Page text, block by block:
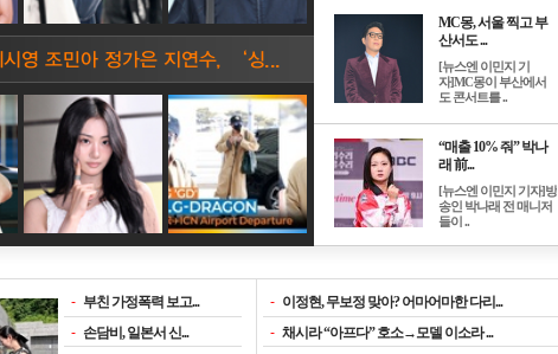
MC몽, 서울 찍고 부
산서도 ...
[뉴스엔 이민지 기
자]MC몽이 부산에서
도 콘서트를 ..
“매출 10% 줘” 박나
래 前...
[뉴스엔 이민지 기자]방
송인 박나래 전 매니저
들이 ..
- 부친 가정폭력 보고...
- 손담비, 일본서 신...
- 이정현, 무보정 맞아? 어마어마한 다리...
- 채시라 “아프다” 호소→모델 이소라 ...